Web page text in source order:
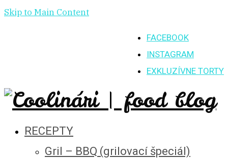
Skip to Main Content
FACEBOOK
INSTAGRAM
EXKLUZÍVNE TORTY
RECEPTY
Gril – BBQ (grilovací špeciál)